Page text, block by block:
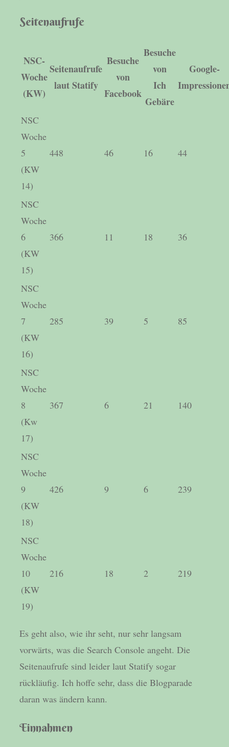
Seitenaufrufe
NSC-
Woche
(KW)
Seitenaufrufe
laut Statify
Besuche
von
Facebook
Besuche
von
Ich
Gebäre
Google-
NSC
Woche
5
(KW
14)
448 46 16 44
NSC
Woche
6
(KW
15)
366 11 18 36
NSC
Woche
7
(KW
16)
285 39 5 85
NSC
Woche
8
(Kw
17)
367 6 21 140
NSC
Woche
9
(KW
18)
426 9 6 239
NSC
Woche
10
(KW
19)
216 18 2 219
Es geht also, wie ihr seht, nur sehr langsam
vorwärts, was die Search Console angeht. Die
Seitenaufrufe sind leider laut Statify sogar
rückläufig. Ich hoffe sehr, dass die Blogparade
daran was ändern kann.
Einnahmen